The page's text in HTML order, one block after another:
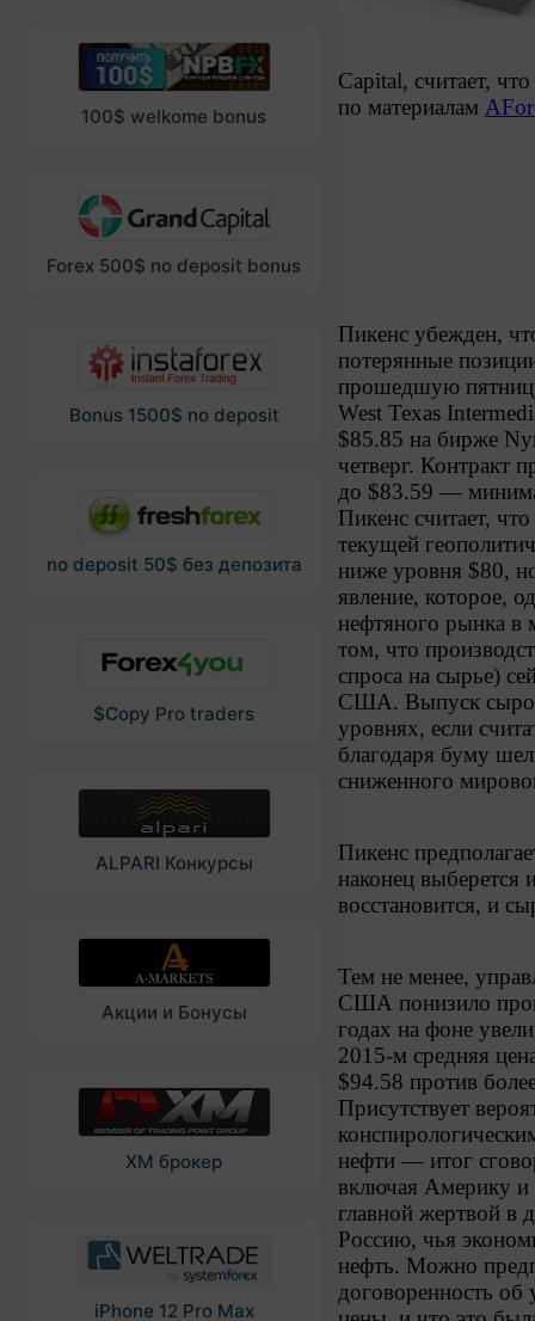
100$ welkome bonus
Forex 500$ no deposit bonus
Bonus 1500$ no deposit
no deposit 50$ без депозита
$Copy Pro traders
ALPARI Конкурсы
Акции и Бонусы
XM брокер
iPhone 12 Pro Max
Capital, считает,
по материалам
Пикенс убежден,
потерянные
прошедшую
West Texas
$85.85 на бирже
четверг. Контракт
до $83.59 —
Пикенс считает,
текущей
ниже уровня $80,
явление, которое,
нефтяного рынка в
том, что
спроса на сырье)
США. Выпуск сырой
уровнях, если
благодаря буму
сниженного
Пикенс
наконец выберется
восстановится, и
Тем не менее,
США понизило
годах на фоне
2015-м средняя
$94.58 против
Присутствует
нефти — итог
включая Америку
главной жертвой в
Россию, чья
нефть. Можно
договоренность